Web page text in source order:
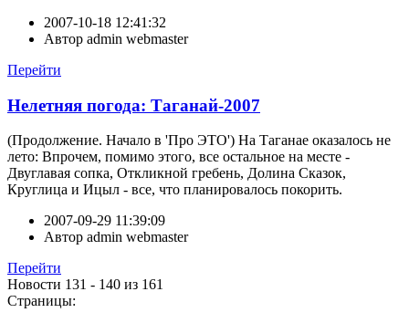
2007-10-18 12:41:32
Автор admin webmaster
Перейти
Нелетняя погода: Таганай-2007
(Продолжение. Начало в 'Про ЭТО') На Таганае оказалось не
лето: Впрочем, помимо этого, все остальное на месте -
Двуглавая сопка, Откликной гребень, Долина Сказок,
Круглица и Ицыл - все, что планировалось покорить.
2007-09-29 11:39:09
Автор admin webmaster
Перейти
Новости 131 - 140 из 161
Страницы: